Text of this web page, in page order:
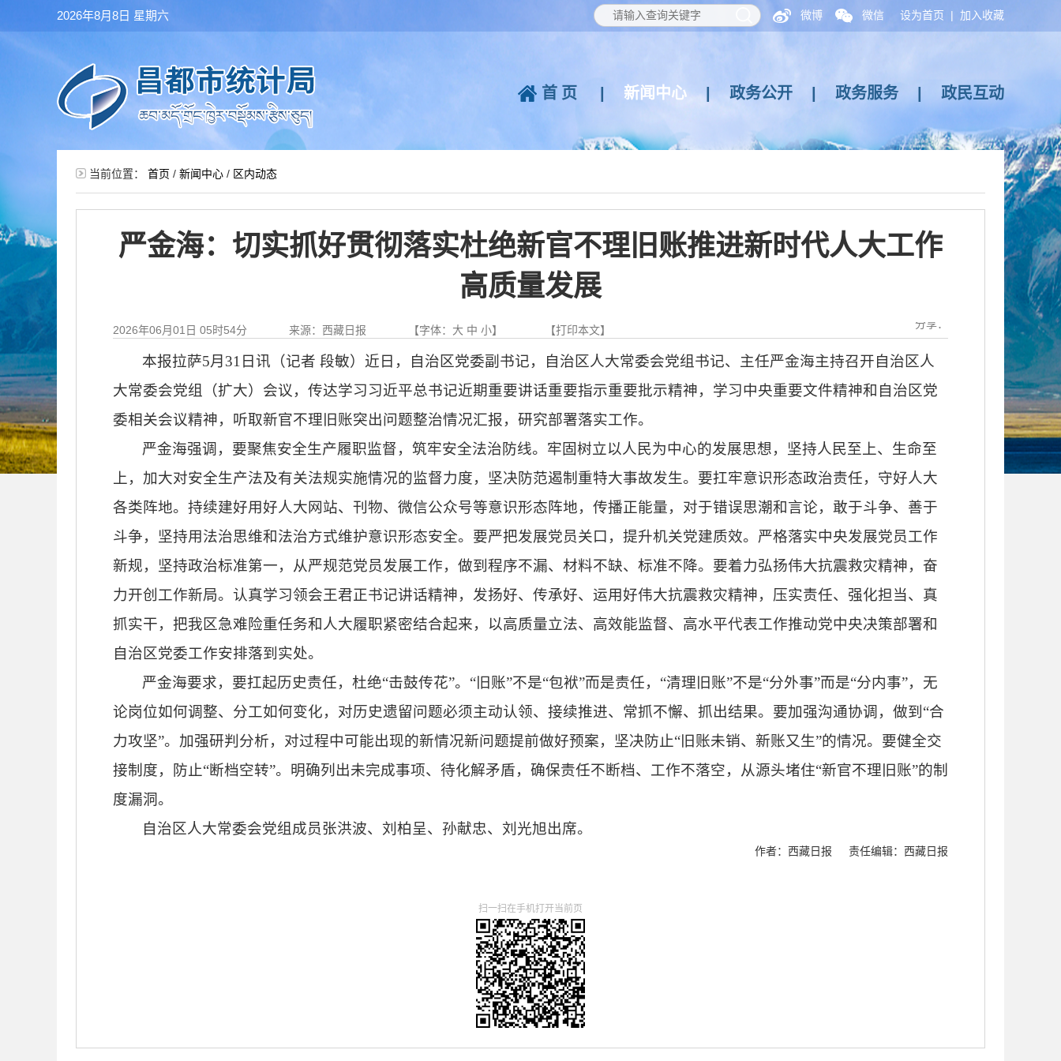
2026年8月8日 星期六 微博 微信 设为首页 | 加入收藏
首页 新闻中心 政务公开 政务服务 政民互动
当前位置： 首页 / 新闻中心 / 区内动态
严金海：切实抓好贯彻落实杜绝新官不理旧账推进新时代人大工作
高质量发展
2026年06月01日 05时54分 来源：西藏日报 【字体： 大 中 小】 【打印本文】 分享：
本报拉萨5月31日讯（记者 段敏）近日，自治区党委副书记，自治区人大常委会党组书记、主任严金海主持召开自治区人
大常委会党组（扩大）会议，传达学习习近平总书记近期重要讲话重要指示重要批示精神，学习中央重要文件精神和自治区党
委相关会议精神，听取新官不理旧账突出问题整治情况汇报，研究部署落实工作。
严金海强调，要聚焦安全生产履职监督，筑牢安全法治防线。牢固树立以人民为中心的发展思想，坚持人民至上、生命至
上，加大对安全生产法及有关法规实施情况的监督力度，坚决防范遏制重特大事故发生。要扛牢意识形态政治责任，守好人大
各类阵地。持续建好用好人大网站、刊物、微信公众号等意识形态阵地，传播正能量，对于错误思潮和言论，敢于斗争、善于
斗争，坚持用法治思维和法治方式维护意识形态安全。要严把发展党员关口，提升机关党建质效。严格落实中央发展党员工作
新规，坚持政治标准第一，从严规范党员发展工作，做到程序不漏、材料不缺、标准不降。要着力弘扬伟大抗震救灾精神，奋
力开创工作新局。认真学习领会王君正书记讲话精神，发扬好、传承好、运用好伟大抗震救灾精神，压实责任、强化担当、真
抓实干，把我区急难险重任务和人大履职紧密结合起来，以高质量立法、高效能监督、高水平代表工作推动党中央决策部署和
自治区党委工作安排落到实处。
严金海要求，要扛起历史责任，杜绝“击鼓传花”。“旧账”不是“包袱”而是责任，“清理旧账”不是“分外事”而是“分内事”，无
论岗位如何调整、分工如何变化，对历史遗留问题必须主动认领、接续推进、常抓不懈、抓出结果。要加强沟通协调，做到“合
力攻坚”。加强研判分析，对过程中可能出现的新情况新问题提前做好预案，坚决防止“旧账未销、新账又生”的情况。要健全交
接制度，防止“断档空转”。明确列出未完成事项、待化解矛盾，确保责任不断档、工作不落空，从源头堵住“新官不理旧账”的制
度漏洞。
自治区人大常委会党组成员张洪波、刘柏呈、孙献忠、刘光旭出席。
责任编辑：西藏日报
作者：西藏日报
扫一扫在手机打开当前页